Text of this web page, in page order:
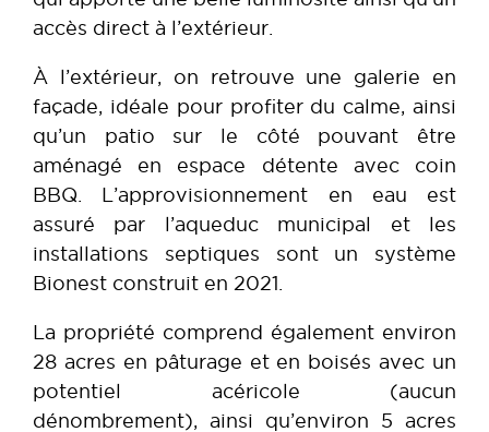
accès direct à l’extérieur.
À l’extérieur, on retrouve une galerie en
façade, idéale pour profiter du calme, ainsi
qu’un patio sur le côté pouvant être
aménagé en espace détente avec coin
BBQ. L’approvisionnement en eau est
assuré par l’aqueduc municipal et les
installations septiques sont un système
Bionest construit en 2021.
La propriété comprend également environ
28 acres en pâturage et en boisés avec un
potentiel acéricole (aucun
dénombrement), ainsi qu’environ 5 acres